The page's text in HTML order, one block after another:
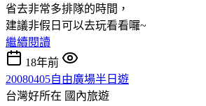
省去非常多排隊的時間，
建議非假日可以去玩看看囉~
繼續閱讀
18年前
20080405自由廣場半日遊
台灣好所在 國內旅遊